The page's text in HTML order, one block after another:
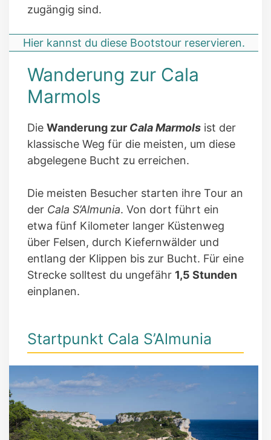
zugängig sind.
Hier kannst du diese Bootstour reservieren.
Wanderung zur Cala
Marmols
Die Wanderung zur Cala Marmols ist der
klassische Weg für die meisten, um diese
abgelegene Bucht zu erreichen.
Die meisten Besucher starten ihre Tour an
der Cala S’Almunia. Von dort führt ein
etwa fünf Kilometer langer Küstenweg
über Felsen, durch Kiefernwälder und
entlang der Klippen bis zur Bucht. Für eine
Strecke solltest du ungefähr 1,5 Stunden
einplanen.
Startpunkt Cala S’Almunia